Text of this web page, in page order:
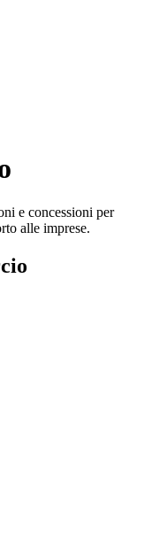
e concessioni per
alle imprese.